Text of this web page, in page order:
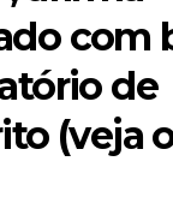
com
de
(veja